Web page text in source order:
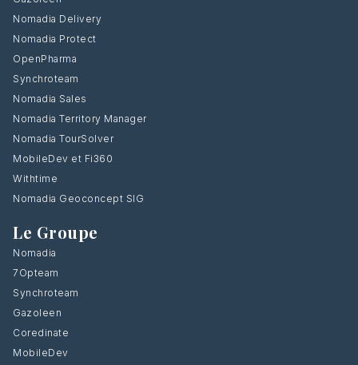
Nomadia Delivery
Nomadia Protect
OpenPharma
Synchroteam
Nomadia Sales
Nomadia Territory Manager
Nomadia TourSolver
MobileDev et Fi360
Withtime
Nomadia Geoconcept SIG
Le Groupe
Nomadia
7Opteam
Synchroteam
Gazoleen
Coredinate
MobileDev